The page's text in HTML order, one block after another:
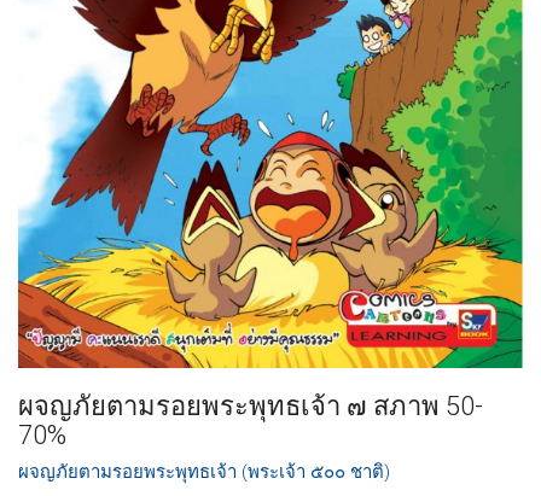
ผจญภัยตามรอยพระพุทธเจ้า ๗ สภาพ 50-
70%
ผจญภัยตามรอยพระพุทธเจ้า (พระเจ้า ๕๐๐ ชาติ)